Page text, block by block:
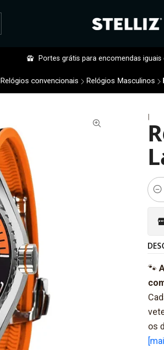
Portes grátis para encomendas
Relógios convencionais Relógios Masculinos
|
🐾
os